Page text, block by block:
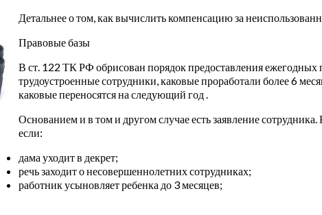
Детальнее о том, как вычислить компенсацию за
Правовые базы
В ст. 122 ТК РФ обрисован порядок предоставления
трудоустроенные сотрудники, каковые проработали более 6
каковые переносятся на следующий год .
Основанием и в том и другом случае есть заявление
если:
дама уходит в декрет;
речь заходит о несовершеннолетних сотрудниках;
работник усыновляет ребенка до 3 месяцев;